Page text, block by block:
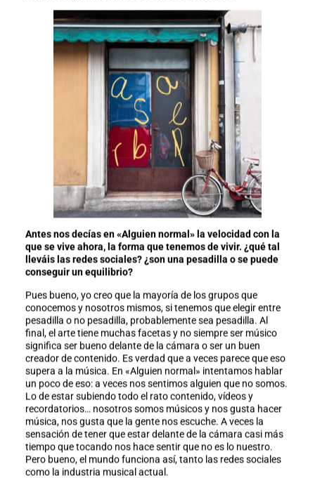
Antes nos decías en «Alguien normal» la velocidad con la
que se vive ahora, la forma que tenemos de vivir. ¿qué tal
lleváis las redes sociales? ¿son una pesadilla o se puede
conseguir un equilibrio?
Pues bueno, yo creo que la mayoría de los grupos que
conocemos y nosotros mismos, si tenemos que elegir entre
pesadilla o no pesadilla, probablemente sea pesadilla. Al
final, el arte tiene muchas facetas y no siempre ser músico
significa ser bueno delante de la cámara o ser un buen
creador de contenido. Es verdad que a veces parece que eso
supera a la música. En «Alguien normal» intentamos hablar
un poco de eso: a veces nos sentimos alguien que no somos.
Lo de estar subiendo todo el rato contenido, vídeos y
recordatorios… nosotros somos músicos y nos gusta hacer
música, nos gusta que la gente nos escuche. A veces la
sensación de tener que estar delante de la cámara casi más
tiempo que tocando nos hace sentir que no es lo nuestro.
Pero bueno, el mundo funciona así, tanto las redes sociales
como la industria musical actual.